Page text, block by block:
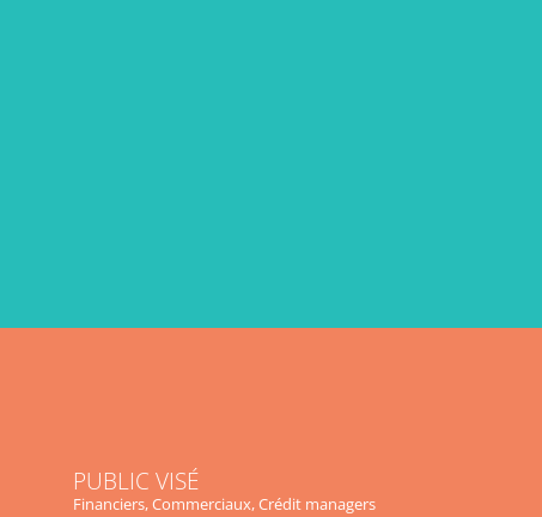
PUBLIC VISÉ
Financiers, Commerciaux, Crédit managers